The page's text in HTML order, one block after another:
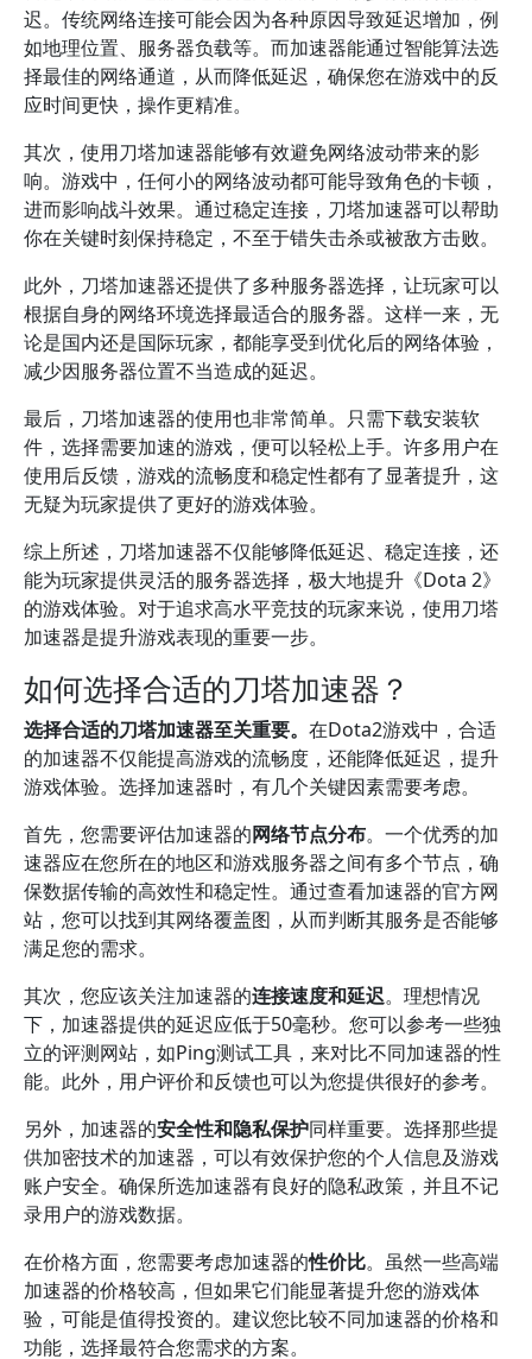
迟。传统网络连接可能会因为各种原因导致延迟增加，例
如地理位置、服务器负载等。而加速器能通过智能算法选
择最佳的网络通道，从而降低延迟，确保您在游戏中的反
应时间更快，操作更精准。
其次，使用刀塔加速器能够有效避免网络波动带来的影
响。游戏中，任何小的网络波动都可能导致角色的卡顿，
进而影响战斗效果。通过稳定连接，刀塔加速器可以帮助
你在关键时刻保持稳定，不至于错失击杀或被敌方击败。
此外，刀塔加速器还提供了多种服务器选择，让玩家可以
根据自身的网络环境选择最适合的服务器。这样一来，无
论是国内还是国际玩家，都能享受到优化后的网络体验，
减少因服务器位置不当造成的延迟。
最后，刀塔加速器的使用也非常简单。只需下载安装软
件，选择需要加速的游戏，便可以轻松上手。许多用户在
使用后反馈，游戏的流畅度和稳定性都有了显著提升，这
无疑为玩家提供了更好的游戏体验。
综上所述，刀塔加速器不仅能够降低延迟、稳定连接，还
能为玩家提供灵活的服务器选择，极大地提升《Dota 2》
的游戏体验。对于追求高水平竞技的玩家来说，使用刀塔
加速器是提升游戏表现的重要一步。
如何选择合适的刀塔加速器？
选择合适的刀塔加速器至关重要。 在Dota2游戏中，合适
的加速器不仅能提高游戏的流畅度，还能降低延迟，提升
游戏体验。选择加速器时，有几个关键因素需要考虑。
首先，您需要评估加速器的网络节点分布。一个优秀的加
速器应在您所在的地区和游戏服务器之间有多个节点，确
保数据传输的高效性和稳定性。通过查看加速器的官方网
站，您可以找到其网络覆盖图，从而判断其服务是否能够
满足您的需求。
其次，您应该关注加速器的连接速度和延迟。理想情况
下，加速器提供的延迟应低于50毫秒。您可以参考一些独
立的评测网站，如Ping测试工具，来对比不同加速器的性
能。此外，用户评价和反馈也可以为您提供很好的参考。
另外，加速器的安全性和隐私保护同样重要。选择那些提
供加密技术的加速器，可以有效保护您的个人信息及游戏
账户安全。确保所选加速器有良好的隐私政策，并且不记
录用户的游戏数据。
在价格方面，您需要考虑加速器的性价比。虽然一些高端
加速器的价格较高，但如果它们能显著提升您的游戏体
验，可能是值得投资的。建议您比较不同加速器的价格和
功能，选择最符合您需求的方案。